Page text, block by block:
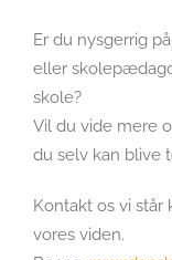
Er du nysgerrig
eller
skole?
Vil du vide mere
du selv kan blive
Kontakt os vi står
vores viden.